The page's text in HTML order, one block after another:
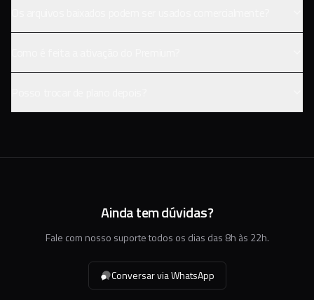
Ainda tem dúvidas?
Fale com nosso suporte todos os dias das 8h às 22h.
Conversar via WhatsApp